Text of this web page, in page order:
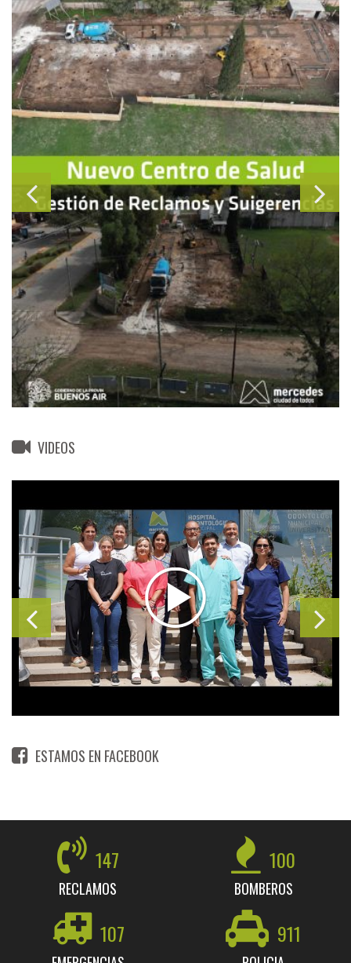
VIDEOS
ESTAMOS EN FACEBOOK
147
RECLAMOS
100
BOMBEROS
107 911